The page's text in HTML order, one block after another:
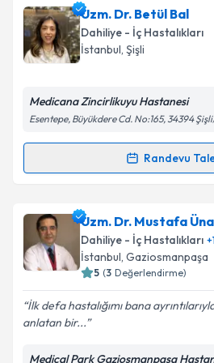
Uzm. Dr. Betül Bal
Dahiliye - İç Hastalıkları
İstanbul, Şişli
Medicana Zincirlikuyu Hastanesi
Esentepe, Büyükdere Cd. No:165, 34394
Randevu
Randevu Takvimi Talebi
Uzm. Dr. Betül Baliçin
oluşturun. Size bu uzmandan
takvim hazırlandığında e-
Uzm. Dr. Mustafa
Dahiliye - İç Hastalıkları +
İstanbul, Gaziosmanpaşa
5 (3 Değerlendirme)
İlk defa hastalığımı bana
anlatan bir...
Medical Park Gaziosmanpaşa